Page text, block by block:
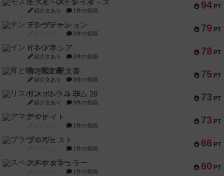
94 PT
モズビ－ズ・レイダ－ズ
紹介文あり 1件の投稿
79 PT
テンプテーション
2件の投稿
78 PT
インドネシア
紹介文あり 2件の投稿
75 PT
宵と暁の呪文書
紹介文あり 8件の投稿
73 PT
リスボン・トラム 28
紹介文あり 9件の投稿
73 PT
アマナイト
1件の投稿
66 PT
ブラヴェスト
1件の投稿
60 PT
スペクタキュラー
1件の投稿